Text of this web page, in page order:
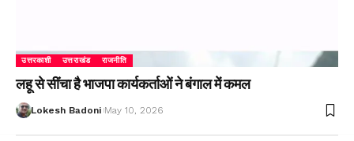
उत्तरकाशी उत्तराखंड राजनीति
लहू से सींचा है भाजपा कार्यकर्ताओं ने बंगाल में कमल
Lokesh Badoni May 10, 2026